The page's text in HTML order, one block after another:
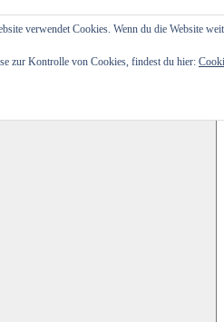
verwendet Cookies. Wenn du die Website
zur Kontrolle von Cookies, findest du hier: